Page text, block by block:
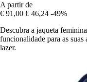
A partir de
€ 91,00 € 46,24 -49%
Descubra a jaqueta
funcionalidade para as
lazer.